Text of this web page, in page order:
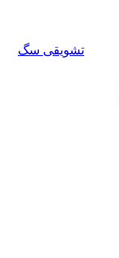
تشویقی سگ